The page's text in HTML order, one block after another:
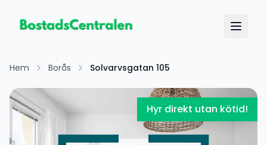
Hem Borås Solvarvsgatan 105
Hyr direkt utan kötid!